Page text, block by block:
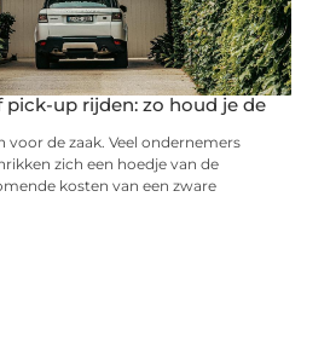
pick-up rijden: zo houd je de
voor de zaak. Veel ondernemers
zich een hoedje van de
kosten van een zware